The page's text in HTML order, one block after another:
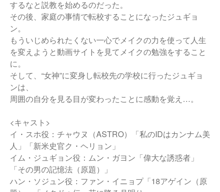
するなと説教を始めるのだった。
その後、家庭の事情で転校することになったジュギョ
ン。
もういじめられたくない一心でメイクの力を使って人生
を変えようと動画サイトを見てメイクの勉強をすること
に。
そして、“女神”に変身し転校先の学校に行ったジュギョ
ンは、
周囲の自分を見る目が変わったことに感動を覚え…。
<キャスト>
イ・スホ役：チャウヌ（ASTRO）「私のIDはカンナム美
人」「新米史官ク・ヘリョン」
イム・ジュギョン役：ムン・ガヨン「偉大な誘惑者」
「その男の記憶法（原題）」
ハン・ソジュン役：ファン・イニョプ「18アゲイン（原